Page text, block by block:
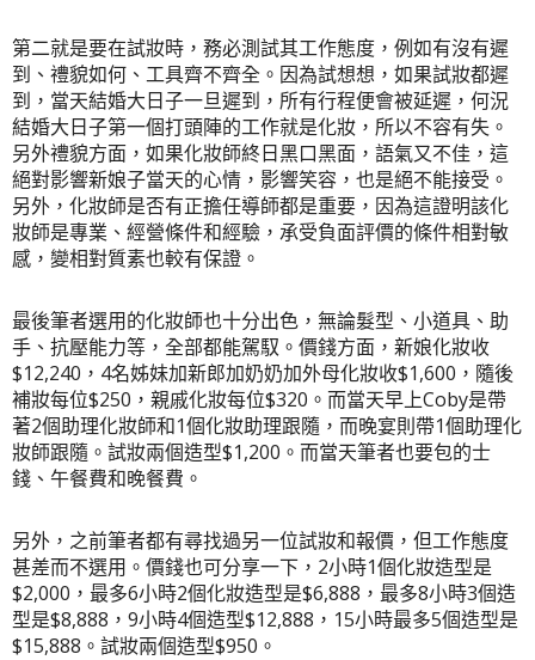
第二就是要在試妝時，務必測試其工作態度，例如有沒有遲
到、禮貌如何、工具齊不齊全。因為試想想，如果試妝都遲
到，當天結婚大日子一旦遲到，所有行程便會被延遲，何況
結婚大日子第一個打頭陣的工作就是化妝，所以不容有失。
另外禮貌方面，如果化妝師終日黑口黑面，語氣又不佳，這
絕對影響新娘子當天的心情，影響笑容，也是絕不能接受。
另外，化妝師是否有正擔任導師都是重要，因為這證明該化
妝師是專業、經營條件和經驗，承受負面評價的條件相對敏
感，變相對質素也較有保證。
最後筆者選用的化妝師也十分出色，無論髮型、小道具、助
手、抗壓能力等，全部都能駕馭。價錢方面，新娘化妝收
$12,240，4名姊妹加新郎加奶奶加外母化妝收$1,600，隨後
補妝每位$250，親戚化妝每位$320。而當天早上Coby是帶
著2個助理化妝師和1個化妝助理跟隨，而晚宴則帶1個助理化
妝師跟隨。試妝兩個造型$1,200。而當天筆者也要包的士
錢、午餐費和晚餐費。
另外，之前筆者都有尋找過另一位試妝和報價，但工作態度
甚差而不選用。價錢也可分享一下，2小時1個化妝造型是
$2,000，最多6小時2個化妝造型是$6,888，最多8小時3個造
型是$8,888，9小時4個造型$12,888，15小時最多5個造型是
$15,888。試妝兩個造型$950。